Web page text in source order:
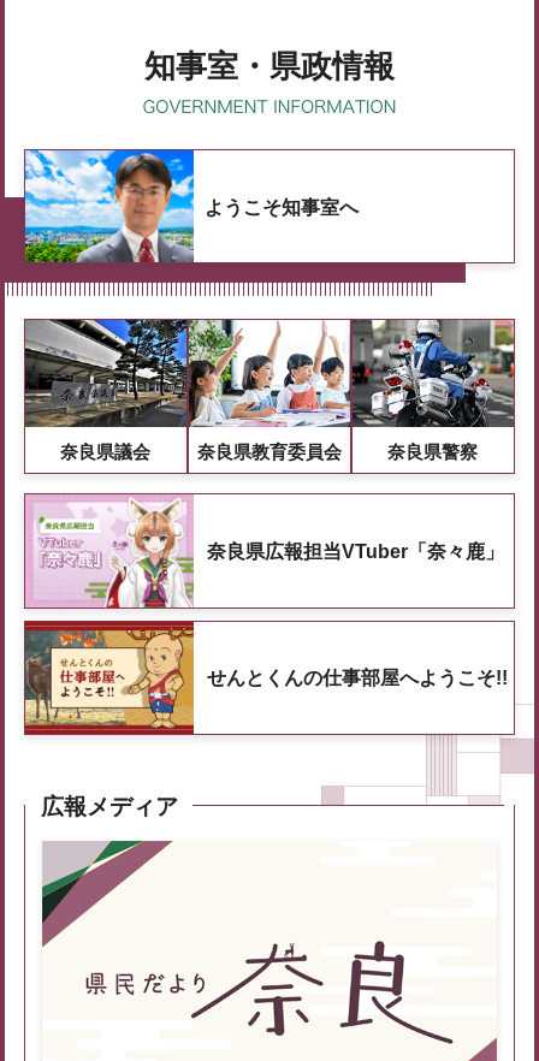
知事室・県政情報
ようこそ知事室へ
奈良県議会 奈良県教育委員会 奈良県警察
奈良県広報担当VTuber「奈々鹿」
せんとくんの仕事部屋へようこそ!!
広報メディア